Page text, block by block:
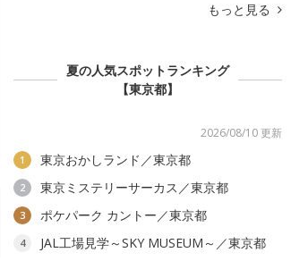
もっと見る
夏の人気スポットランキング
【東京都】
2026/08/10 更新
1 東京おかしランド／東京都
2 東京ミステリーサーカス／東京都
3 ポケパーク カントー／東京都
4 JAL工場見学～SKY MUSEUM～／東京都